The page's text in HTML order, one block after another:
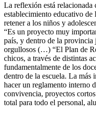
La reflexión está relacionada
establecimiento educativo de
retener a los niños y
“Es un proyecto muy
país, y dentro de la
orgullosos (…) “El Plan de
chicos, a través de distintas
fundamentalmente de los
dentro de la escuela. La más
hacer un reglamento interno
convivencia, proyectos
total para todo el personal,